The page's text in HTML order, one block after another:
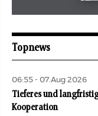
Topnews
06:55 - 07.Aug 2026
Tieferes und
Kooperation